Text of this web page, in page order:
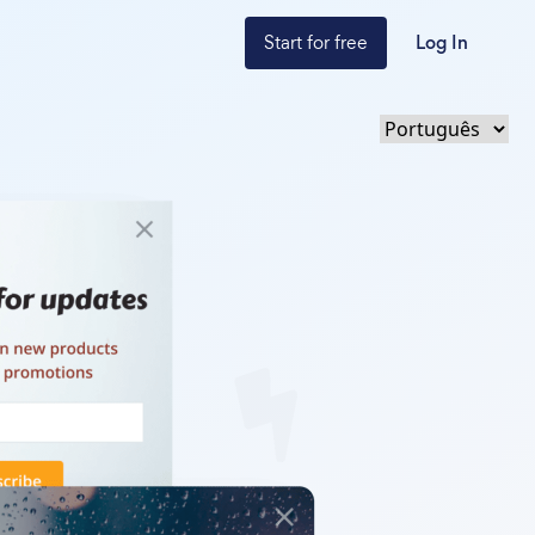
Start for free Log In